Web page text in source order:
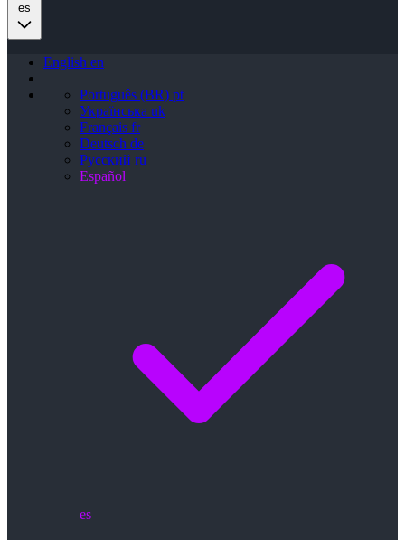
es
English en
Português (BR) pt
Українська uk
Français fr
Deutsch de
Русский ru
Español
es